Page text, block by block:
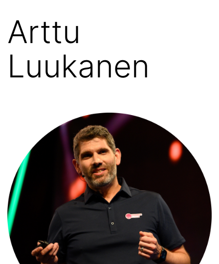
Arttu
Luukanen